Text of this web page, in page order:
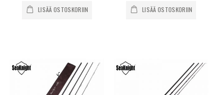
LISÄÄ OSTOSKORIIN LISÄÄ OSTOSKORIIN